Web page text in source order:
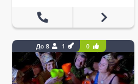
До 8 1 0